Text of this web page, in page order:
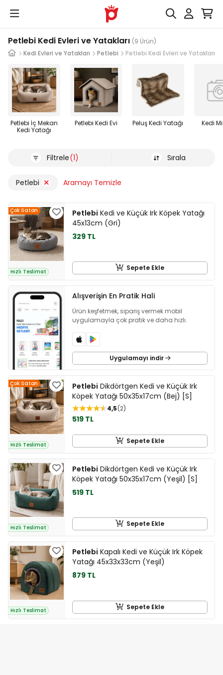
Petlebi Kedi Evleri ve Yatakları (9 Ürün)
Kedi Evleri ve Yatakları Petlebi Petlebi Kedi Evleri ve Yatakları
Petlebi İç Mekan
Kedi Yatağı
Petlebi Kedi Evi Peluş Kedi Yatağı Kedi
Filtrele(1) Sırala
Petlebi Aramayı Temizle
Çok Satan
Hızlı Teslimat
Petlebi Kedi ve Küçük Irk Köpek Yatağı
45x13cm (Gri)
329 TL
Sepete Ekle
Alışverişin En Pratik Hali
Ürün keşfetmek, sipariş vermek mobil
uygulamayla çok pratik ve daha hızlı.
Uygulamayı indir
Çok Satan
Hızlı Teslimat
Petlebi Dikdörtgen Kedi ve Küçük Irk
Köpek Yatağı 50x35x17cm (Bej) [S]
4,5 2
519 TL
Sepete Ekle
Hızlı Teslimat
Petlebi Dikdörtgen Kedi ve Küçük Irk
Köpek Yatağı 50x35x17cm (Yeşil) [S]
519 TL
Sepete Ekle
Hızlı Teslimat
Petlebi Kapalı Kedi ve Küçük Irk Köpek
Yatağı 45x33x33cm (Yeşil)
879 TL
Sepete Ekle